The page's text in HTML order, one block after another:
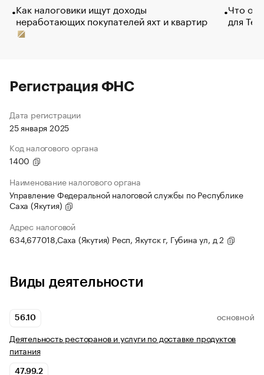
Как налоговики ищут доходы
неработающих покупателей яхт и квартир
Что
для
Регистрация ФНС
Дата регистрации
25 января 2025
Код налогового органа
1400
Наименование налогового органа
Управление Федеральной налоговой службы по Республике
Саха (Якутия)
Адрес налоговой
634,677018,Саха (Якутия) Респ, Якутск г, Губина ул, д 2
Виды деятельности
56.10 ОСНОВНОЙ
Деятельность ресторанов и услуги по доставке продуктов
питания
47.99.2